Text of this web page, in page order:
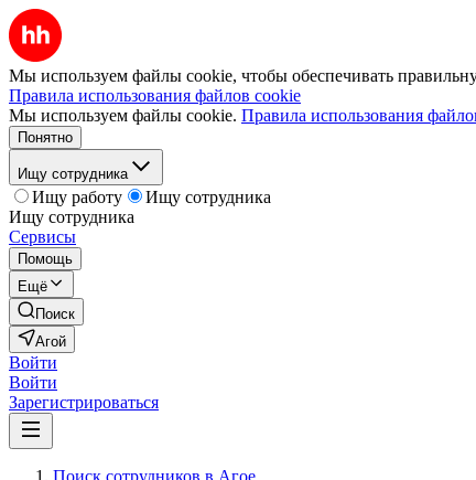
Мы используем файлы cookie, чтобы обеспечивать
Правила использования файлов cookie
Мы используем файлы cookie. Правила использования
Понятно
Ищу сотрудника
Ищу работу
Ищу сотрудника
Ищу сотрудника
Сервисы
Помощь
Ещё
Поиск
Агой
Войти
Войти
Зарегистрироваться
Поиск сотрудников в Агое